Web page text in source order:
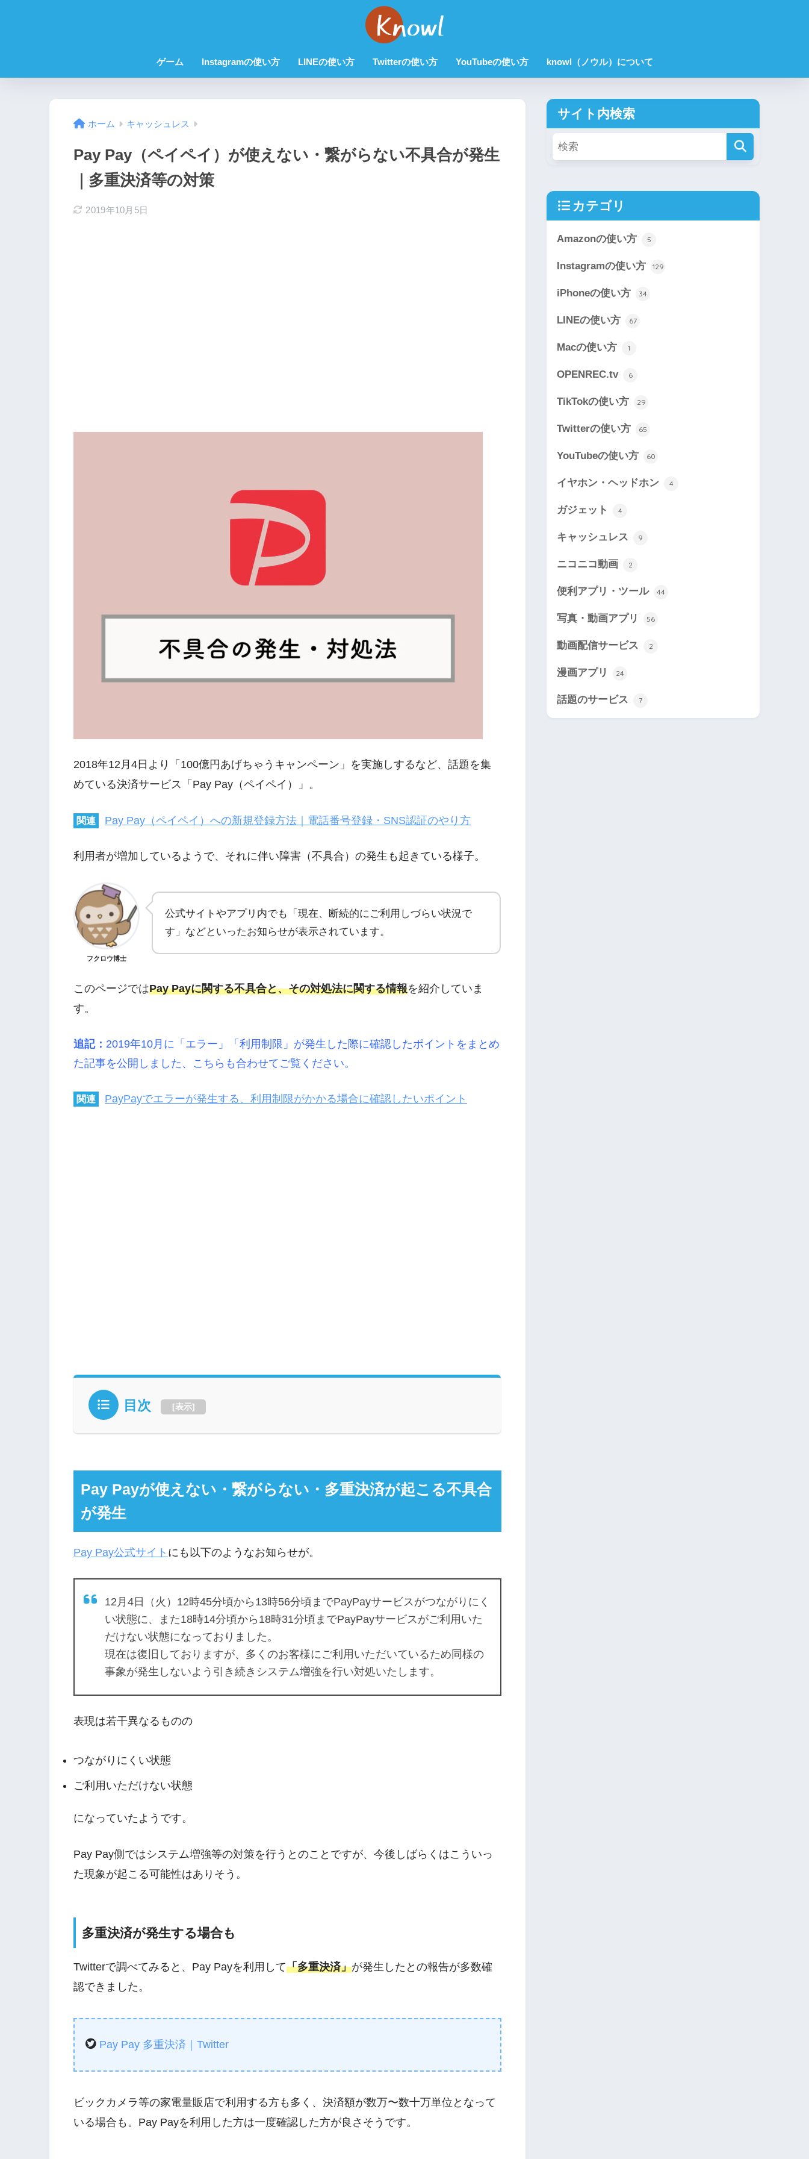
ゲーム Instagramの使い方 LINEの使い方 Twitterの使い方 YouTubeの使い方 knowl（ノウル）について
ホーム キャッシュレス
Pay Pay（ペイペイ）が使えない・繋がらない不具合が発生
｜多重決済等の対策
2019年10月5日
2018年12月4日より「100億円あげちゃうキャンペーン」を実施しするなど、話題を集
めている決済サービス「Pay Pay（ペイペイ）」。
関連 Pay Pay（ペイペイ）への新規登録方法｜電話番号登録・SNS認証のやり方
利用者が増加しているようで、それに伴い障害（不具合）の発生も起きている様子。
フクロウ博士
公式サイトやアプリ内でも「現在、断続的にご利用しづらい状況で
す」などといったお知らせが表示されています。
このページではPay Payに関する不具合と、その対処法に関する情報を紹介していま
す。
追記： 2019年10月に「エラー」「利用制限」が発生した際に確認したポイントをまとめ
た記事を公開しました、こちらも合わせてご覧ください。
関連 PayPayでエラーが発生する、利用制限がかかる場合に確認したいポイント
目次 [表示]
Pay Payが使えない・繋がらない・多重決済が起こる不具合
が発生
Pay Pay公式サイト にも以下のようなお知らせが。
12月4日（火）12時45分頃から13時56分頃までPayPayサービスがつながりにく
い状態に、また18時14分頃から18時31分頃までPayPayサービスがご利用いた
だけない状態になっておりました。
現在は復旧しておりますが、多くのお客様にご利用いただいているため同様の
事象が発生しないよう引き続きシステム増強を行い対処いたします。
表現は若干異なるものの
つながりにくい状態
ご利用いただけない状態
になっていたようです。
Pay Pay側ではシステム増強等の対策を行うとのことですが、今後しばらくはこういっ
た現象が起こる可能性はありそう。
多重決済が発生する場合も
Twitterで調べてみると、Pay Payを利用して「多重決済」が発生したとの報告が多数確
認できました。
Pay Pay 多重決済｜Twitter
ビックカメラ等の家電量販店で利用する方も多く、決済額が数万〜数十万単位となって
いる場合も。Pay Payを利用した方は一度確認した方が良さそうです。
サイト内検索
カテゴリ
Amazonの使い方 5
Instagramの使い方 129
iPhoneの使い方 34
LINEの使い方 67
Macの使い方 1
OPENREC.tv 6
TikTokの使い方 29
Twitterの使い方 65
YouTubeの使い方 60
イヤホン・ヘッドホン 4
ガジェット 4
キャッシュレス 9
ニコニコ動画 2
便利アプリ・ツール 44
写真・動画アプリ 56
動画配信サービス 2
漫画アプリ 24
話題のサービス 7